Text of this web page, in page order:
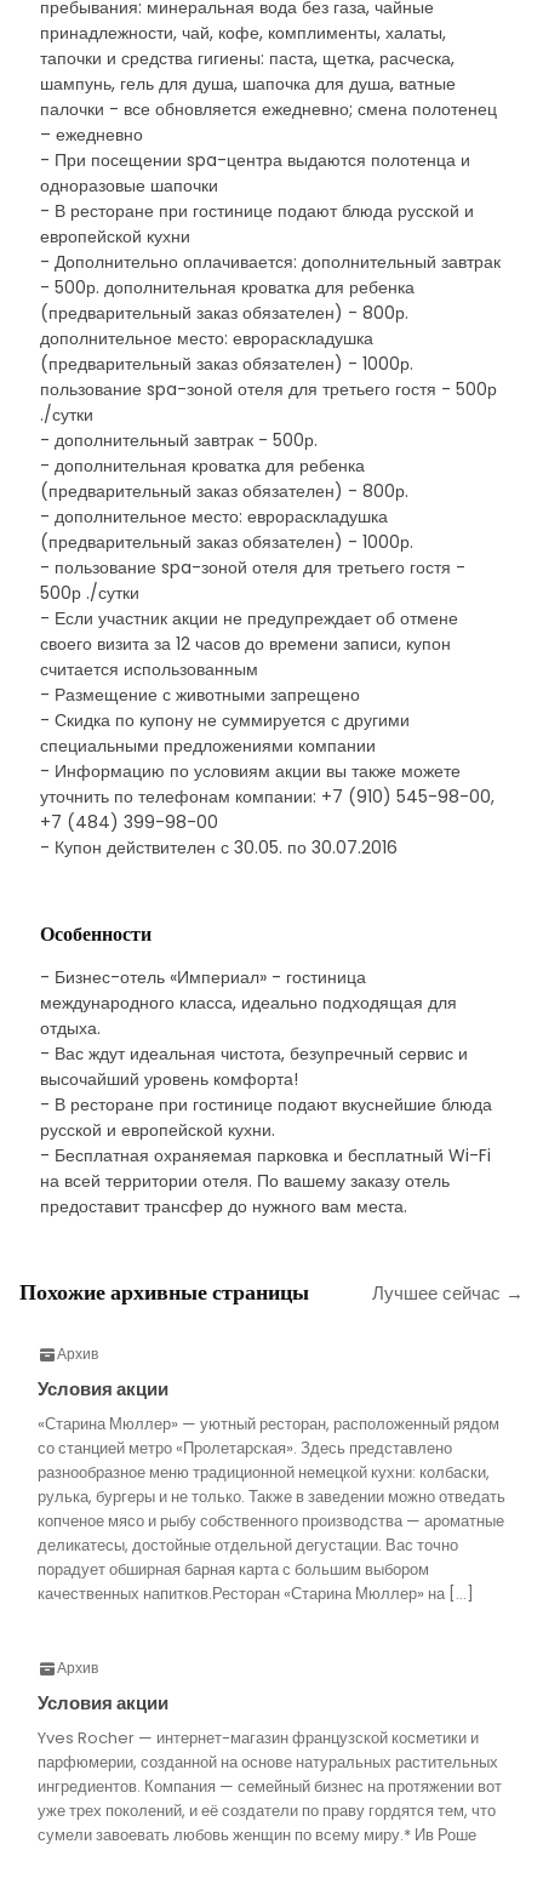
пребывания: минеральная вода без газа, чайные
принадлежности, чай, кофе, комплименты, халаты,
тапочки и средства гигиены: паста, щетка, расческа,
шампунь, гель для душа, шапочка для душа, ватные
палочки - все обновляется ежедневно; смена полотенец
– ежедневно
- При посещении spa-центра выдаются полотенца и
одноразовые шапочки
- В ресторане при гостинице подают блюда русской и
европейской кухни
- Дополнительно оплачивается: дополнительный завтрак
- 500р. дополнительная кроватка для ребенка
(предварительный заказ обязателен) - 800р.
дополнительное место: еврораскладушка
(предварительный заказ обязателен) - 1000р.
пользование spa-зоной отеля для третьего гостя - 500р
./сутки
- дополнительный завтрак - 500р.
- дополнительная кроватка для ребенка
(предварительный заказ обязателен) - 800р.
- дополнительное место: еврораскладушка
(предварительный заказ обязателен) - 1000р.
- пользование spa-зоной отеля для третьего гостя -
500р ./сутки
- Если участник акции не предупреждает об отмене
своего визита за 12 часов до времени записи, купон
считается использованным
- Размещение с животными запрещено
- Скидка по купону не суммируется с другими
специальными предложениями компании
- Информацию по условиям акции вы также можете
уточнить по телефонам компании: +7 (910) 545-98-00,
+7 (484) 399-98-00
- Купон действителен с 30.05. по 30.07.2016
Особенности
- Бизнес-отель «Империал» - гостиница
международного класса, идеально подходящая для
отдыха.
- Вас ждут идеальная чистота, безупречный сервис и
высочайший уровень комфорта!
- В ресторане при гостинице подают вкуснейшие блюда
русской и европейской кухни.
- Бесплатная охраняемая парковка и бесплатный Wi-Fi
на всей территории отеля. По вашему заказу отель
предоставит трансфер до нужного вам места.
Похожие архивные страницы Лучшее сейчас →
Архив
Условия акции
«Старина Мюллер» — уютный ресторан, расположенный рядом
со станцией метро «Пролетарская». Здесь представлено
разнообразное меню традиционной немецкой кухни: колбаски,
рулька, бургеры и не только. Также в заведении можно отведать
копченое мясо и рыбу собственного производства — ароматные
деликатесы, достойные отдельной дегустации. Вас точно
порадует обширная барная карта с большим выбором
качественных напитков.Ресторан «Старина Мюллер» на […]
Архив
Условия акции
Yves Rocher — интернет-магазин французской косметики и
парфюмерии, созданной на основе натуральных растительных
ингредиентов. Компания — семейный бизнес на протяжении вот
уже трех поколений, и её создатели по праву гордятся тем, что
сумели завоевать любовь женщин по всему миру.* Ив Роше